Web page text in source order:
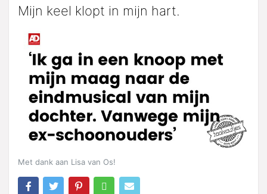
Mijn keel klopt in mijn hart.
Met dank aan Lisa van Os!